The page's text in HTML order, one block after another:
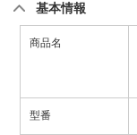
基本情報
商品名
型番